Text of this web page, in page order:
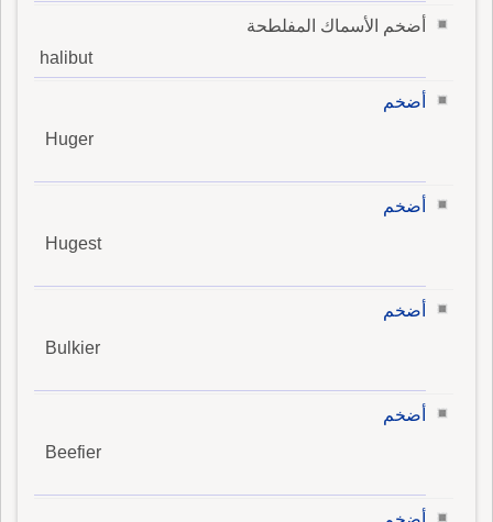
أضخم الأسماك المفلطحة
halibut
أضخم
Huger
أضخم
Hugest
أضخم
Bulkier
أضخم
Beefier